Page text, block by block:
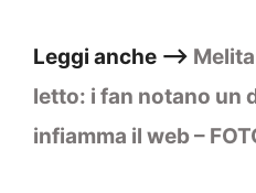
Leggi anche –>
letto: i fan notano un
infiamma il web –